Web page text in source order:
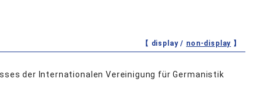
【 display / non-display 】
der Internationalen Vereinigung für Germanistik